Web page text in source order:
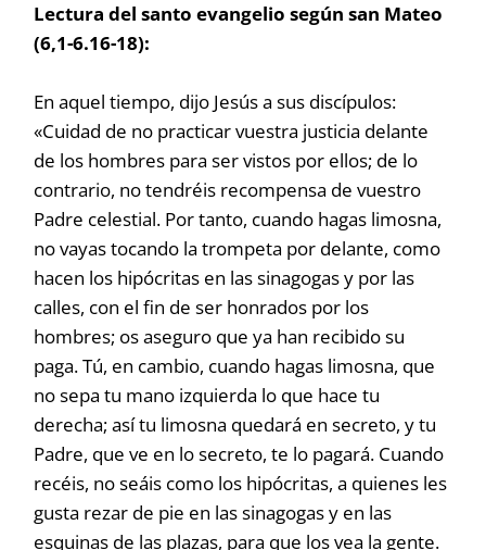
Lectura del santo evangelio según san Mateo
(6,1-6.16-18):
En aquel tiempo, dijo Jesús a sus discípulos:
«Cuidad de no practicar vuestra justicia delante
de los hombres para ser vistos por ellos; de lo
contrario, no tendréis recompensa de vuestro
Padre celestial. Por tanto, cuando hagas limosna,
no vayas tocando la trompeta por delante, como
hacen los hipócritas en las sinagogas y por las
calles, con el fin de ser honrados por los
hombres; os aseguro que ya han recibido su
paga. Tú, en cambio, cuando hagas limosna, que
no sepa tu mano izquierda lo que hace tu
derecha; así tu limosna quedará en secreto, y tu
Padre, que ve en lo secreto, te lo pagará. Cuando
recéis, no seáis como los hipócritas, a quienes les
gusta rezar de pie en las sinagogas y en las
esquinas de las plazas, para que los vea la gente.